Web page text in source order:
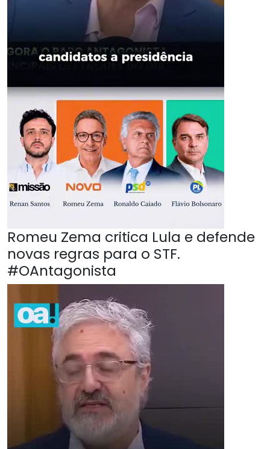
Romeu Zema critica Lula e defende
novas regras para o STF.
#OAntagonista